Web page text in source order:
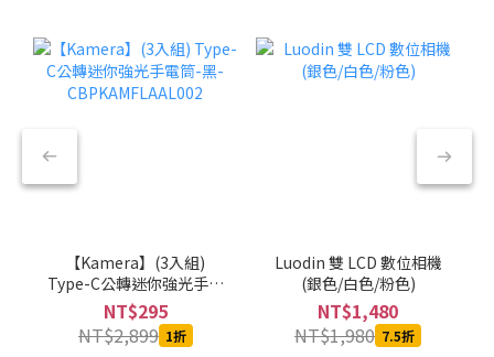
【Kamera】(3入組)
Type-C公轉迷你強光手電
筒-黑-CBPKAMFLAAL002
NT$295
NT$2,899 1折
Luodin 雙 LCD 數位相機
(銀色/白色/粉色)
NT$1,480
NT$1,980 7.5折